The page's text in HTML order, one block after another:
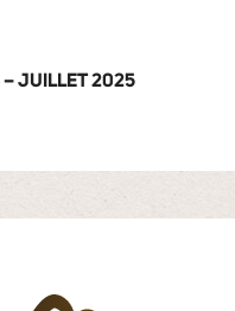
– JUILLET 2025